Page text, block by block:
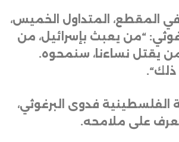
المقطع، المتداول الخميس،
“من يعبث بإسرائيل، من
من يقتل نساءنا، سنمحوه.
ذلك“.
الفلسطينية فدوى البرغوثي،
على ملامحه.